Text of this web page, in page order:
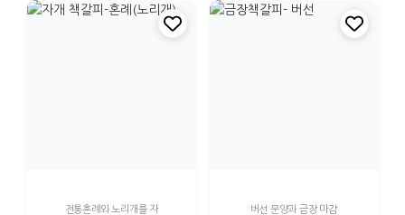
전통혼례와 노리개를 자 버선 문양과 금장 마감